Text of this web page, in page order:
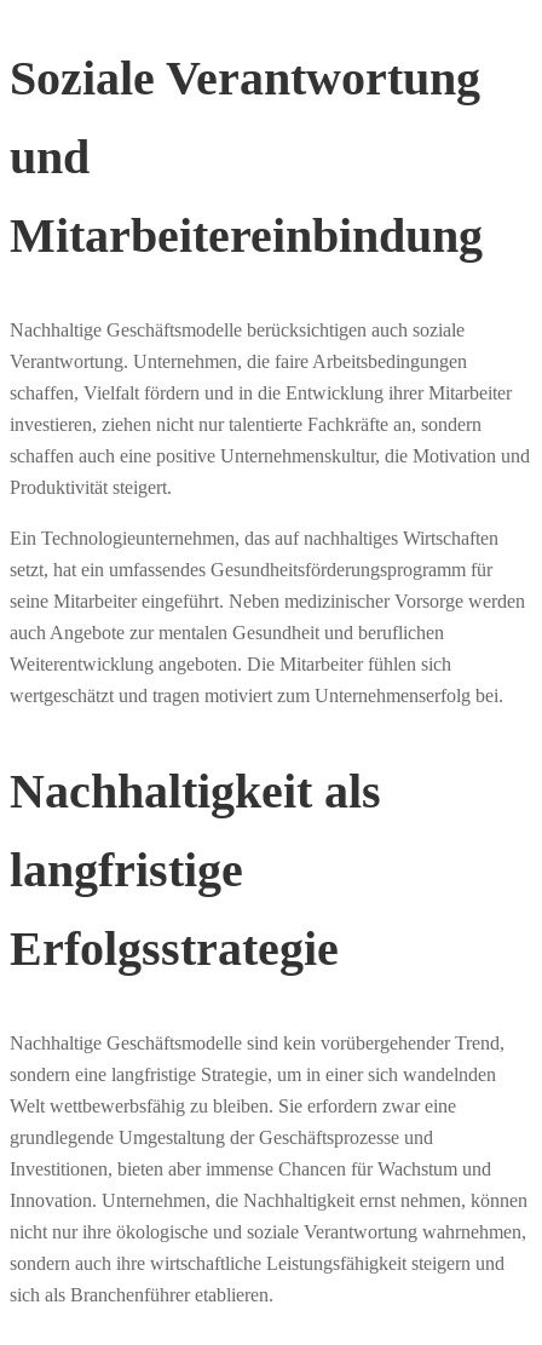
Soziale Verantwortung
und
Mitarbeitereinbindung
Nachhaltige Geschäftsmodelle berücksichtigen auch soziale
Verantwortung. Unternehmen, die faire Arbeitsbedingungen
schaffen, Vielfalt fördern und in die Entwicklung ihrer Mitarbeiter
investieren, ziehen nicht nur talentierte Fachkräfte an, sondern
schaffen auch eine positive Unternehmenskultur, die Motivation und
Produktivität steigert.
Ein Technologieunternehmen, das auf nachhaltiges Wirtschaften
setzt, hat ein umfassendes Gesundheitsförderungsprogramm für
seine Mitarbeiter eingeführt. Neben medizinischer Vorsorge werden
auch Angebote zur mentalen Gesundheit und beruflichen
Weiterentwicklung angeboten. Die Mitarbeiter fühlen sich
wertgeschätzt und tragen motiviert zum Unternehmenserfolg bei.
Nachhaltigkeit als
langfristige
Erfolgsstrategie
Nachhaltige Geschäftsmodelle sind kein vorübergehender Trend,
sondern eine langfristige Strategie, um in einer sich wandelnden
Welt wettbewerbsfähig zu bleiben. Sie erfordern zwar eine
grundlegende Umgestaltung der Geschäftsprozesse und
Investitionen, bieten aber immense Chancen für Wachstum und
Innovation. Unternehmen, die Nachhaltigkeit ernst nehmen, können
nicht nur ihre ökologische und soziale Verantwortung wahrnehmen,
sondern auch ihre wirtschaftliche Leistungsfähigkeit steigern und
sich als Branchenführer etablieren.